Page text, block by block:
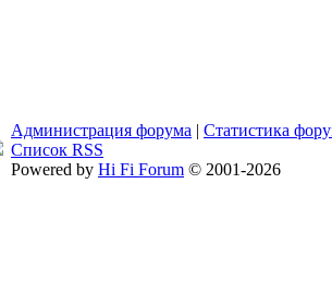
Администрация форума | Статистика
Список RSS
Powered by Hi Fi Forum © 2001-2026